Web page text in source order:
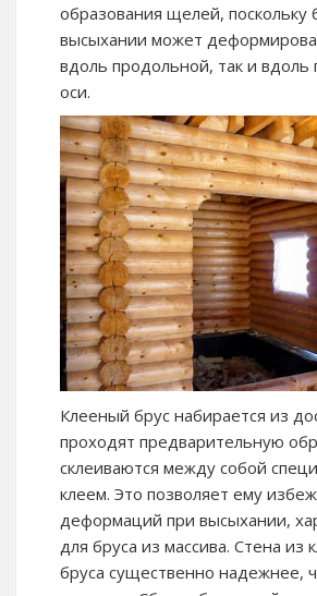
образования щелей, поскольку
высыхании может
вдоль продольной, так и вдоль
оси.
Клееный брус набирается из
проходят предварительную
склеиваются между собой
клеем. Это позволяет ему
деформаций при высыхании,
для бруса из массива. Стена из
бруса существенно надежнее,